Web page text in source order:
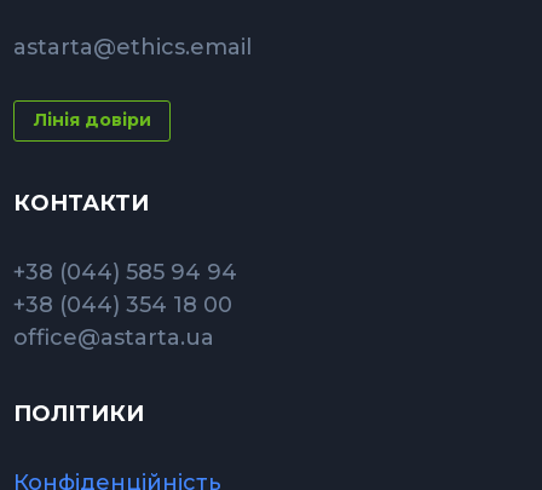
astarta@ethics.email
Лінія довіри
КОНТАКТИ
+38 (044) 585 94 94
+38 (044) 354 18 00
office@astarta.ua
ПОЛІТИКИ
Конфіденційність